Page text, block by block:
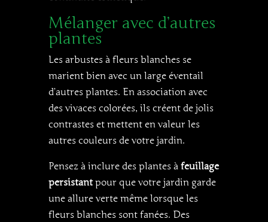
Mélanger avec d’autres
plantes
Les arbustes à fleurs blanches se
marient bien avec un large éventail
d’autres plantes. En association avec
des vivaces colorées, ils créent de jolis
contrastes et mettent en valeur les
autres couleurs de votre jardin.
Pensez à inclure des plantes à feuillage
persistant pour que votre jardin garde
une allure verte même lorsque les
fleurs blanches sont fanées. Des